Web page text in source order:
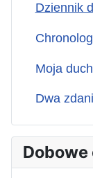
Dziennik
Moja
Dwa